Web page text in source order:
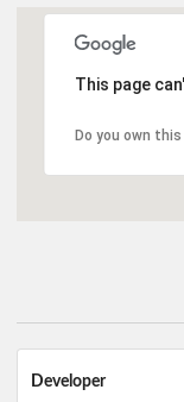
This page
Do you own
Developer